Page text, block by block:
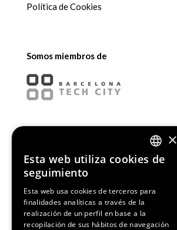
Política de Cookies
Somos miembros de
ENGLISH
×
Esta web utiliza cookies de
seguimiento
Esta web usa cookies de terceros para
finalidades analíticas a través de la
realización de un perfil en base a la
recopilación de sus hábitos de navegación